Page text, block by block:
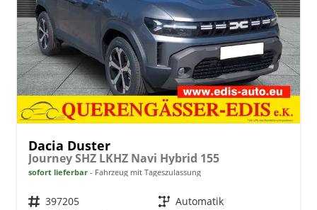
Dacia Duster
Journey SHZ LKHZ Navi Hybrid 155
sofort lieferbar Fahrzeug mit Tageszulassung
Fahrzeugnr. 397205 Getriebe Automatik